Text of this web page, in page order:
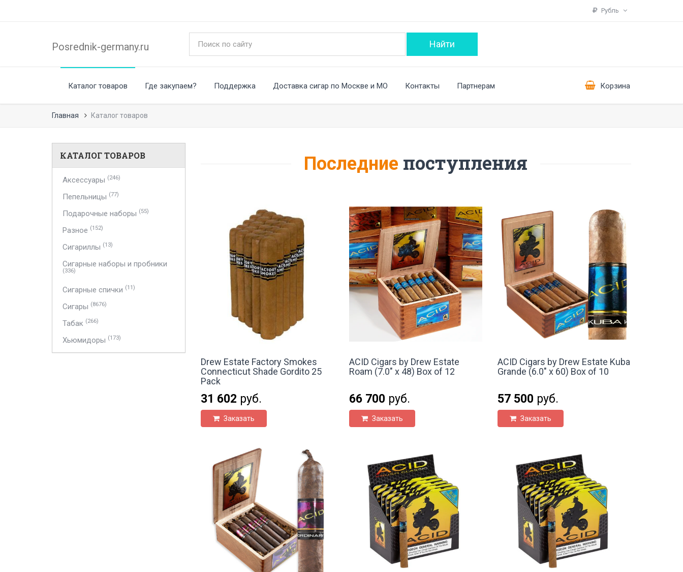
Рубль
Posrednik-germany.ru
Каталог товаров Где закупаем? Поддержка Доставка сигар по Москве и МО Контакты Партнерам Корзина
Главная Каталог товаров
КАТАЛОГ ТОВАРОВ
Аксессуары (246)
Пепельницы (77)
Подарочные наборы (55)
Разное (152)
Сигариллы (13)
Сигарные наборы и пробники
(336)
Сигарные спички (11)
Сигары (8676)
Табак (266)
Хьюмидоры (173)
Последние поступления
Drew Estate Factory Smokes
Connecticut Shade Gordito 25
Pack
31 602 руб.
Заказать
ACID Cigars by Drew Estate
Roam (7.0" x 48) Box of 12
66 700 руб.
Заказать
ACID Cigars by Drew Estate Kuba
Grande (6.0" x 60) Box of 10
57 500 руб.
Заказать